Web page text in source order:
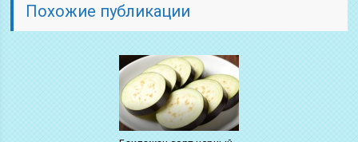
Похожие публикации